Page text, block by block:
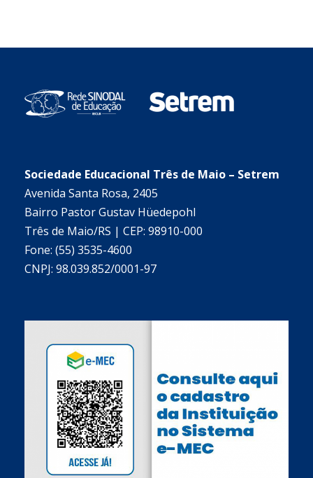
Sociedade Educacional Três de Maio – Setrem
Avenida Santa Rosa, 2405
Bairro Pastor Gustav Hüedepohl
Três de Maio/RS | CEP: 98910-000
Fone: (55) 3535-4600
CNPJ: 98.039.852/0001-97